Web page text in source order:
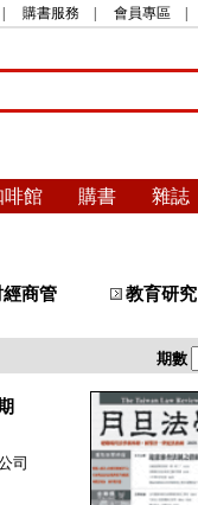
購書服務 會員專區
館 購書 雜誌
經商管 教育研究
期數
司